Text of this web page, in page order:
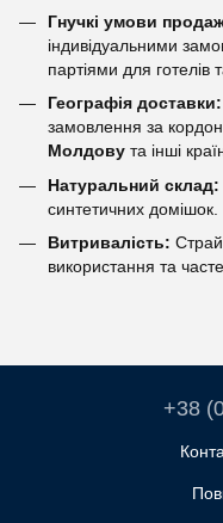
Гнучкі умови
індивідуальними
партіями для готелів
Географія доставки:
замовлення за
Молдову та інші
Натуральний склад:
синтетичних домішок.
Витривалість:
використання та
+38